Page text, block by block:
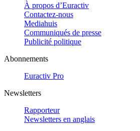
À propos d’Euractiv
Contactez-nous
Mediahuis
Communiqués de presse
Publicité politique
Abonnements
Euractiv Pro
Newsletters
Rapporteur
Newsletters en anglais